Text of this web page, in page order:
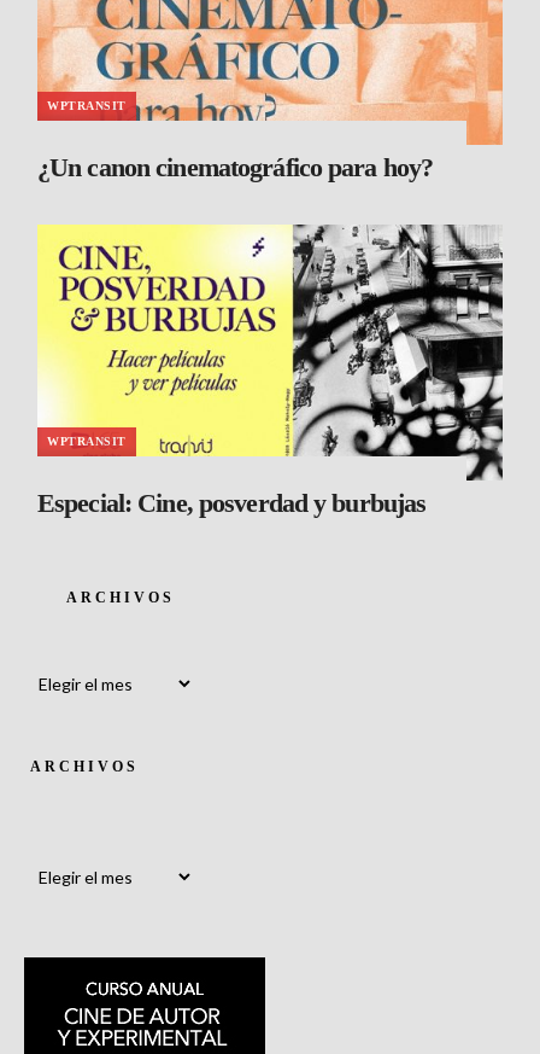
WPTRANSIT
¿Un canon cinematográfico para hoy?
WPTRANSIT
Especial: Cine, posverdad y burbujas
ARCHIVOS
ARCHIVOS